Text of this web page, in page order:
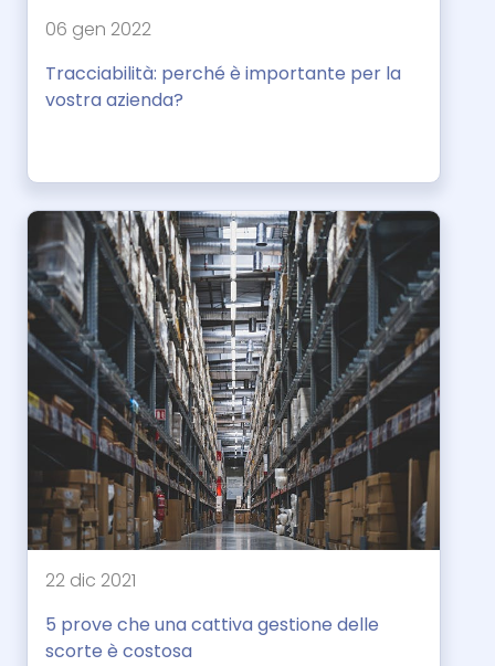
06 gen 2022
Tracciabilità: perché è importante per la
vostra azienda?
22 dic 2021
5 prove che una cattiva gestione delle
scorte è costosa